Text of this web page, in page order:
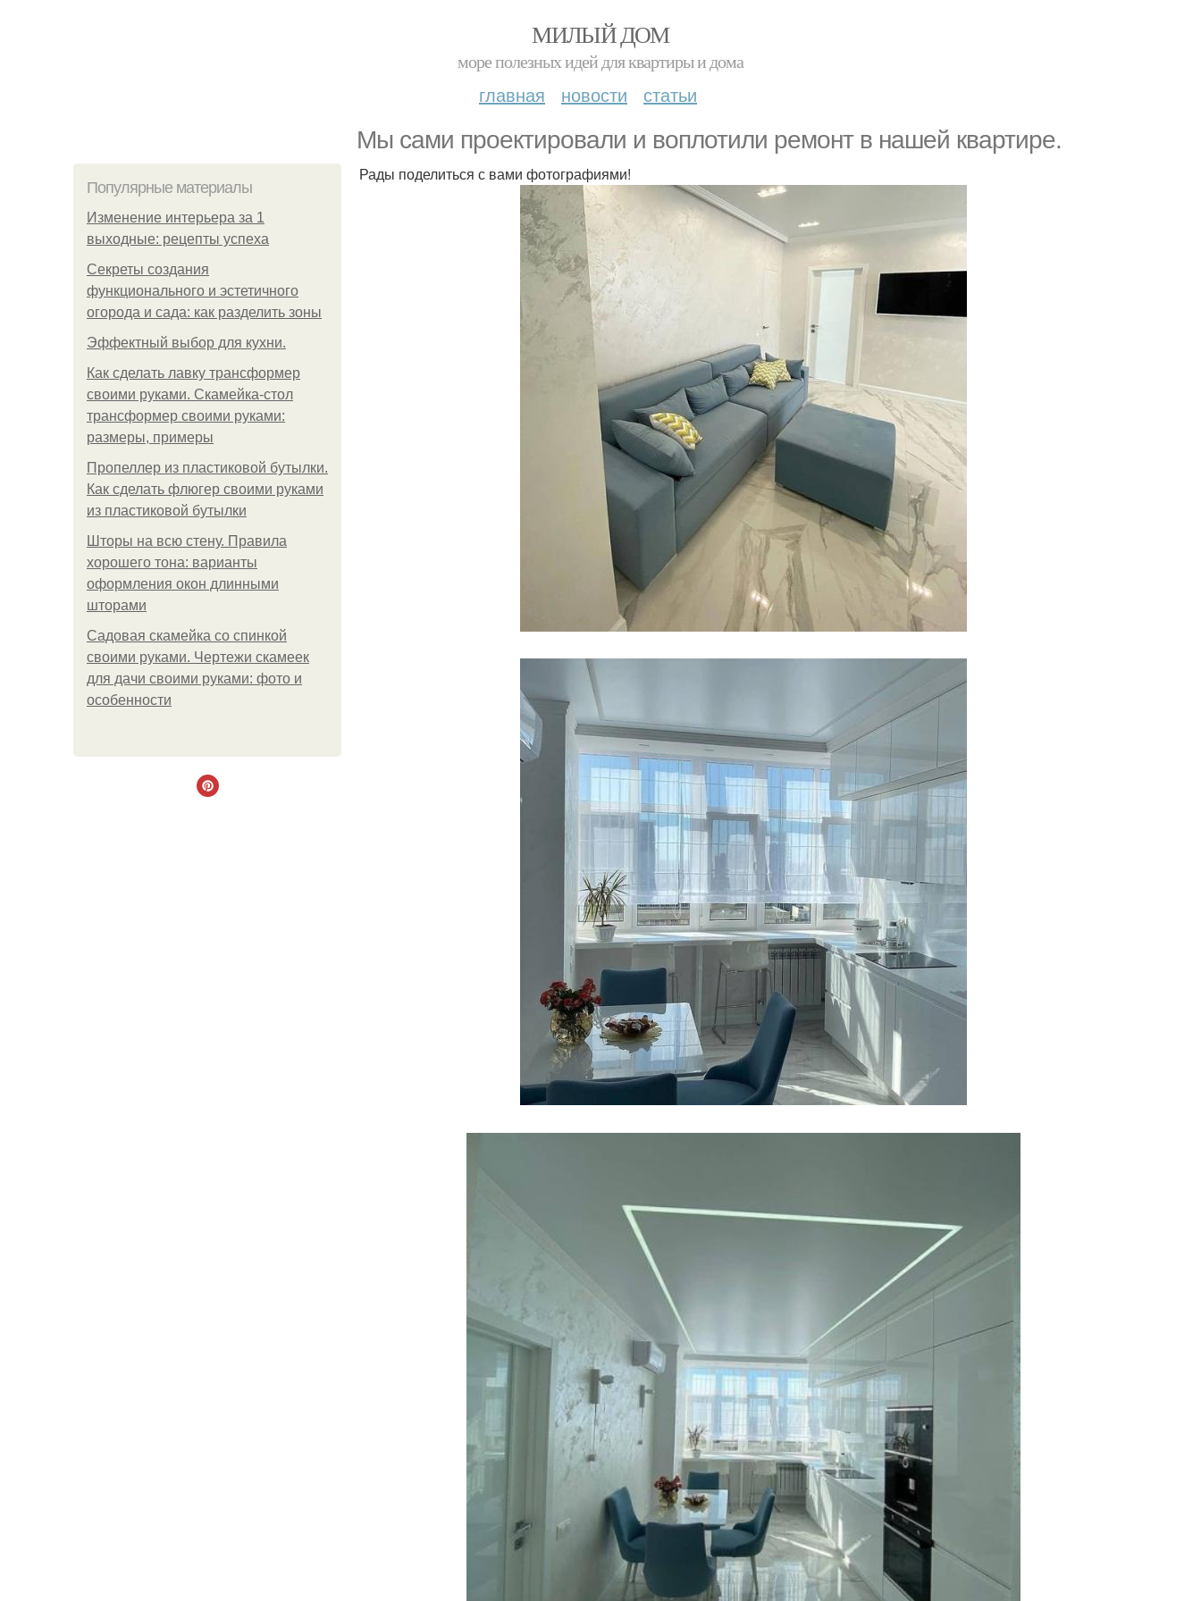
МИЛЫЙ ДОМ
море полезных идей для квартиры и дома
главная новости статьи
Мы сами проектировали и воплотили ремонт в нашей квартире.
Популярные материалы
Изменение интерьера за 1
выходные: рецепты успеха
Секреты создания
функционального и эстетичного
огорода и сада: как разделить зоны
Эффектный выбор для кухни.
Как сделать лавку трансформер
своими руками. Скамейка-стол
трансформер своими руками:
размеры, примеры
Пропеллер из пластиковой бутылки.
Как сделать флюгер своими руками
из пластиковой бутылки
Шторы на всю стену. Правила
хорошего тона: варианты
оформления окон длинными
шторами
Садовая скамейка со спинкой
своими руками. Чертежи скамеек
для дачи своими руками: фото и
особенности
Рады поделиться с вами фотографиями!